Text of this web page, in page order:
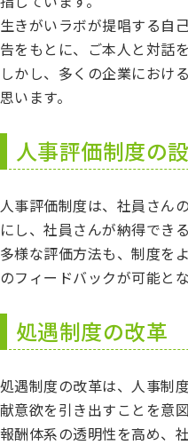
生きがいラボが提唱する自
告をもとに、ご本人と対話
しかし、多くの企業におけ
思います。
人事評価制度の
人事評価制度は、社員さん
にし、社員さんが納得でき
多様な評価方法も、制度を
のフィードバックが可能とな
処遇制度の改革
処遇制度の改革は、人事制
献意欲を引き出すことを意
報酬体系の透明性を高め、